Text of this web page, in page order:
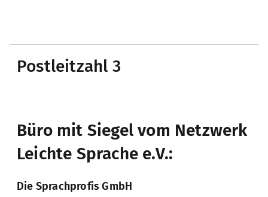
Postleitzahl 3
Büro mit Siegel vom Netzwerk
Leichte Sprache e.V.:
Die Sprachprofis GmbH